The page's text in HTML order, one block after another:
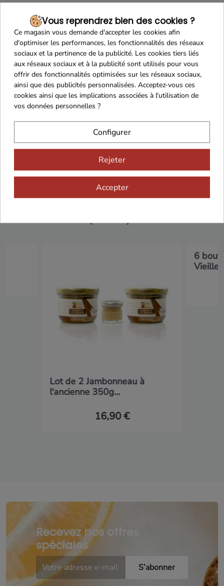
Franco de port 79€ Livraison 24h/48h
Cadeaux dès 99€
Vous aimerez aussi...
Lot de 2 Jambonneau à
l'ancienne 350g...
16,90 €
6
Recevez nos offres
spéciales
Vous reprendrez bien des cookies ?
Ce magasin vous demande d'accepter les cookies afin
d'optimiser les performances, les fonctionnalités des réseaux
sociaux et la pertinence de la publicité. Les cookies tiers liés
aux réseaux sociaux et à la publicité sont utilisés pour vous
offrir des fonctionnalités optimisées sur les réseaux sociaux,
ainsi que des publicités personnalisées. Acceptez-vous ces
cookies ainsi que les implications associées à l'utilisation de
vos données personnelles ?
Configurer
Rejeter
Accepter